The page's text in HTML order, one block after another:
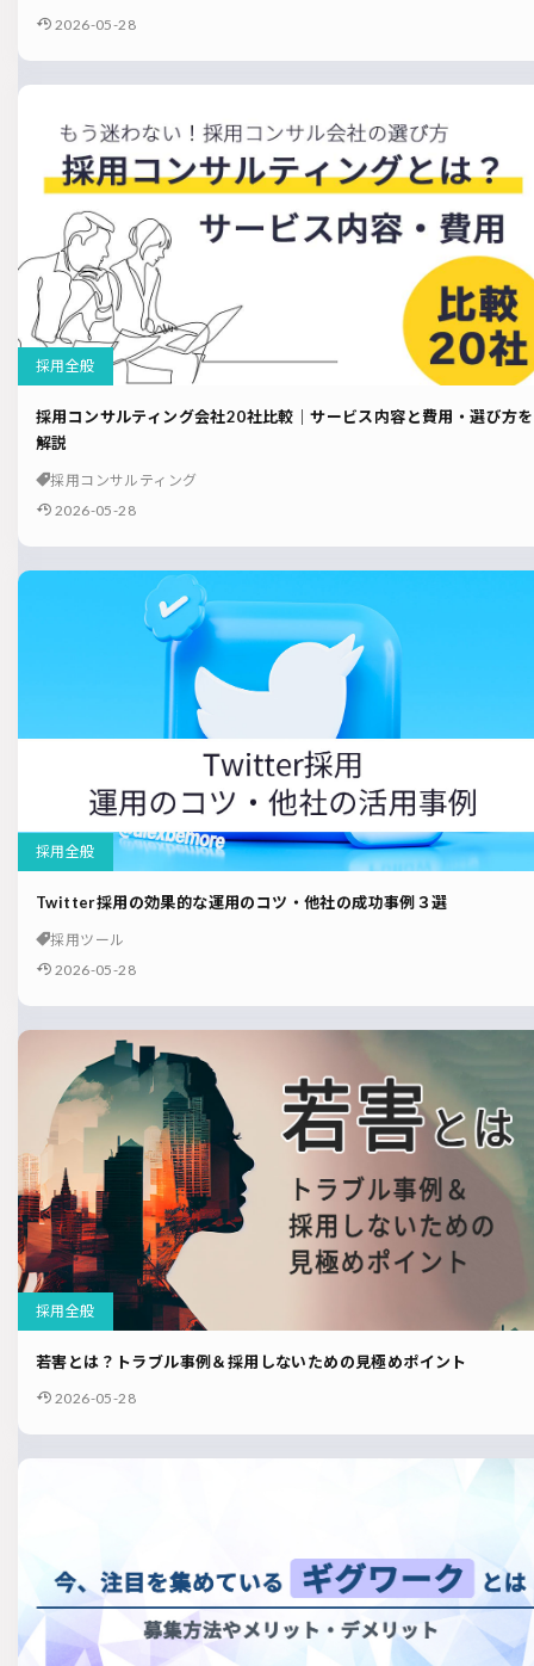
2026-05-28
採用全般
採用コンサルティング会社20社比較｜サービス内容と費用・選び方を
解説
採用コンサルティング
2026-05-28
採用全般
Twitter採用の効果的な運用のコツ・他社の成功事例３選
採用ツール
2026-05-28
採用全般
若害とは？トラブル事例＆採用しないための見極めポイント
2026-05-28